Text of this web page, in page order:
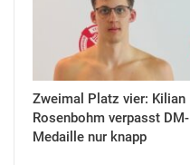
Zweimal Platz vier: Kilian
Rosenbohm verpasst DM-
Medaille nur knapp